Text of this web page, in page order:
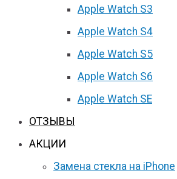
Apple Watch S3
Apple Watch S4
Apple Watch S5
Apple Watch S6
Apple Watch SE
ОТЗЫВЫ
АКЦИИ
Замена стекла на iPhone